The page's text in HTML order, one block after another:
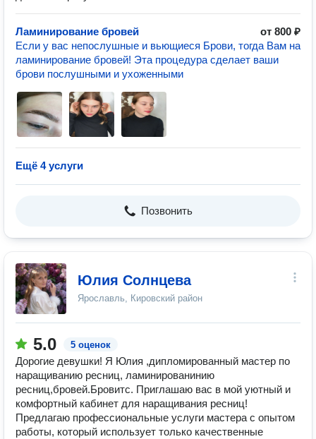
Ламинирование бровей
от 800 ₽
Если у вас непослушные и вьющиеся Брови, тогда Вам на
ламинирование бровей! Эта процедура сделает ваши
брови послушными и ухоженными
Ещё 4 услуги
Позвонить
Юлия Солнцева
Ярославль, Кировский район
5.0 5 оценок
Дорогие девушки! Я Юлия ,дипломированный мастер по
наращиванию ресниц, ламинированинию
ресниц,бровей.Бровитс. Приглашаю вас в мой уютный и
комфортный кабинет для наращивания ресниц!
Предлагаю профессиональные услуги мастера с опытом
работы, который использует только качественные